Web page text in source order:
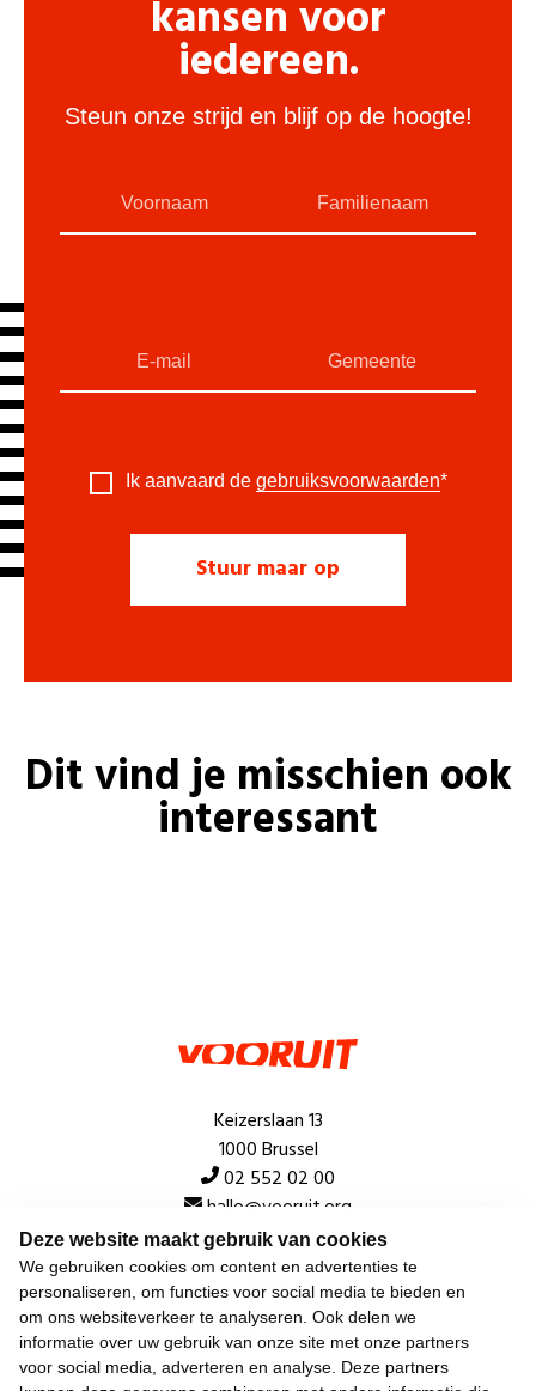
Deze website maakt gebruik van cookies
We gebruiken cookies om content en advertenties te
personaliseren, om functies voor social media te bieden en
om ons websiteverkeer te analyseren. Ook delen we
informatie over uw gebruik van onze site met onze partners
voor social media, adverteren en analyse. Deze partners
kansen voor
iedereen.
Steun onze strijd en blijf op de hoogte!
Ik aanvaard de gebruiksvoorwaarden*
Dit vind je misschien ook
interessant
Keizerslaan 13
1000 Brussel
02 552 02 00
hallo@vooruit.org
Snel
Over de beweging
Algemeen